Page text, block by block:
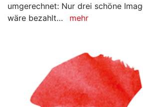
umgerechnet: Nur drei schöne
wäre bezahlt…
mehr